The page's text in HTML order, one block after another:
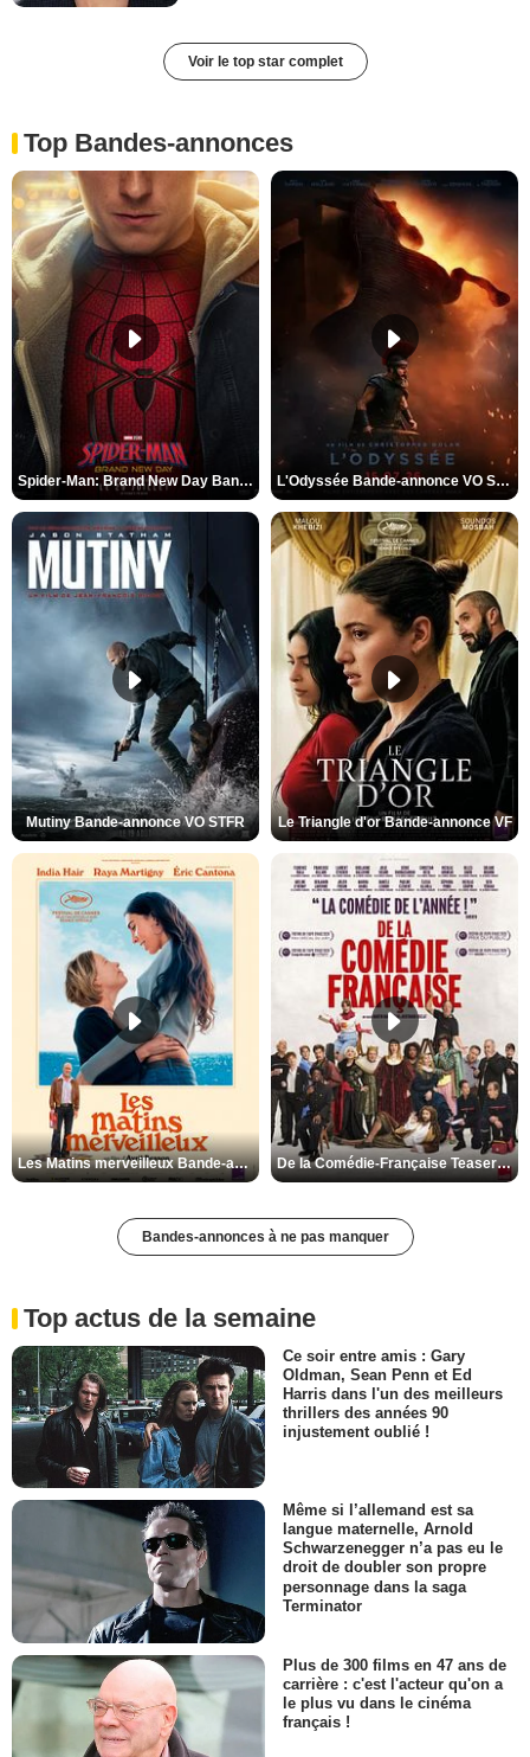
Voir le top star complet
Top Bandes-annonces
Spider-Man: Brand New Day Bande-annonce VO STFR L'Odyssée Bande-annonce VO STFR
Mutiny Bande-annonce VO STFR Le Triangle d'or Bande-annonce VF
Les Matins merveilleux Bande-annonce VF De la Comédie-Française Teaser VF
Bandes-annonces à ne pas manquer
Top actus de la semaine
Ce soir entre amis : Gary
Oldman, Sean Penn et Ed
Harris dans l'un des meilleurs
thrillers des années 90
injustement oublié !
Même si l’allemand est sa
langue maternelle, Arnold
Schwarzenegger n’a pas eu le
droit de doubler son propre
personnage dans la saga
Terminator
Plus de 300 films en 47 ans de
carrière : c'est l'acteur qu'on a
le plus vu dans le cinéma
français !